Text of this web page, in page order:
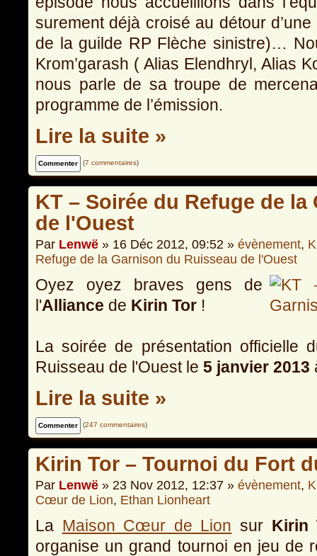
surement déjà croisé au détour
de la guilde RP Flèche sinistre)…
Krom’garash ( Alias Elendhryl, Alias
nous parle de sa troupe de
programme de l’émission.
Lire la suite »
(7 commentaires)
KT – Soirée du Refuge de
de l'Ouest
Par Lenwë » 16 Déc 2012, 09:52 » évènement,
Refuge de la Garnison du Ruisseau de l'Ouest
Oyez oyez braves gens de
l'Alliance de Kirin Tor !
La soirée de présentation officielle
Ruisseau de l'Ouest le 5 janvier 2013
Lire la suite »
(247 commentaires)
Kirin Tor – Tournoi du Fort
Par Lenwë » 23 Nov 2012, 12:37 » évènement,
Cœur de Lion, Ethan Lionheart
La Maison Cœur de Lion sur Kirin
organise un grand tournoi en jeu de